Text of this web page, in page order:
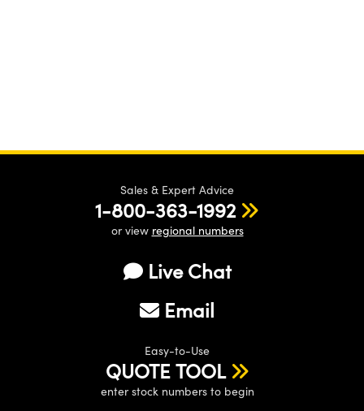
Sales & Expert Advice
1-800-363-1992
or view regional numbers
Live Chat
Email
Easy-to-Use
QUOTE TOOL
enter stock numbers to begin